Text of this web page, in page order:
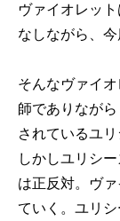
ヴァイオレッ
なしながら、
そんなヴァイ
師でありなが
されているユリ
しかしユリシ
は正反対。ヴ
ていく。ユリ